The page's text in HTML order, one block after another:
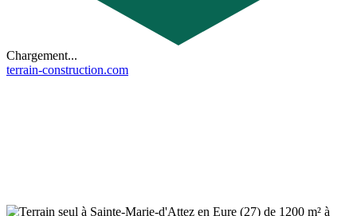
Chargement...
terrain-construction.com